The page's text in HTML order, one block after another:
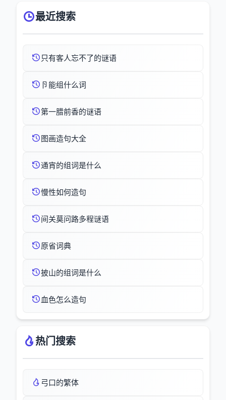
最近搜索
只有客人忘不了的谜语
卪能组什么词
第一腊前香的谜语
图画造句大全
通宵的组词是什么
慢性如何造句
间关莫问路多程谜语
原省词典
披山的组词是什么
血色怎么造句
热门搜索
弓口的繁体